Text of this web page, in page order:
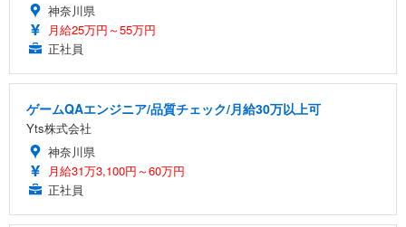
神奈川県
月給25万円～55万円
正社員
ゲームQAエンジニア/品質チェック/月給30万以上可
Yts株式会社
神奈川県
月給31万3,100円～60万円
正社員